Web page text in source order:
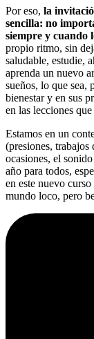
Por eso, la
sencilla: no
siempre y cuando
propio ritmo, sin
saludable, estudie,
aprenda un nuevo
sueños, lo que sea,
bienestar y en sus
en las lecciones
Estamos en un
(presiones, trabajos
ocasiones, el
año para todos,
en este nuevo
mundo loco, pero